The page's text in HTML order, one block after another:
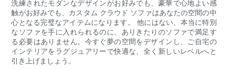
洗練されたモダンなデザインがお好みでも、豪華で心地よい感
触がお好みでも、カスタム クラウド ソファはあなたの空間の中
心となる完璧なアイテムになります。 他にはない、本当に特別
なソファを手に入れられるのに、ありきたりのソファで満足す
る必要はありません。今すぐ夢の空間をデザインし、ご自宅の
インテリアをラグジュアリーで快適な、全く新しいレベルへと
引き上げましょう。